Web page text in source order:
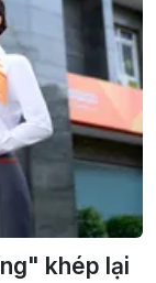
khép lại